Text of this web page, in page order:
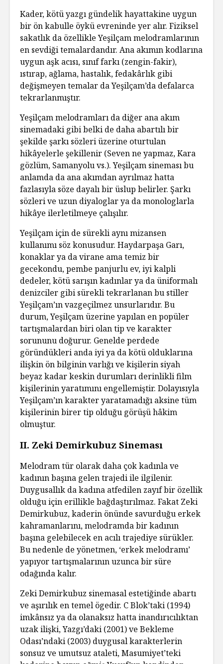
Kader, kötü yazgı gündelik hayattakine uygun
bir ön kabulle öykü evreninde yer alır. Fiziksel
sakatlık da özellikle Yeşilçam melodramlarının
en sevdiği temalardandır. Ana akımın kodlarına
uygun aşk acısı, sınıf farkı (zengin-fakir),
ıstırap, ağlama, hastalık, fedakârlık gibi
değişmeyen temalar da Yeşilçam’da defalarca
tekrarlanmıştır.
Yeşilçam melodramları da diğer ana akım
sinemadaki gibi belki de daha abartılı bir
şekilde şarkı sözleri üzerine oturtulan
hikâyelerle şekillenir (Seven ne yapmaz, Kara
gözlüm, Samanyolu vs.). Yeşilçam sineması bu
anlamda da ana akımdan ayrılmaz hatta
fazlasıyla söze dayalı bir üslup belirler. Şarkı
sözleri ve uzun diyaloglar ya da monologlarla
hikâye ilerletilmeye çalışılır.
Yeşilçam için de sürekli aynı mizansen
kullanımı söz konusudur. Haydarpaşa Garı,
konaklar ya da virane ama temiz bir
gecekondu, pembe panjurlu ev, iyi kalpli
dedeler, kötü sarışın kadınlar ya da üniformalı
denizciler gibi sürekli tekrarlanan bu stiller
Yeşilçam’ın vazgeçilmez unsurlarıdır. Bu
durum, Yeşilçam üzerine yapılan en popüler
tartışmalardan biri olan tip ve karakter
sorununu doğurur. Genelde perdede
göründükleri anda iyi ya da kötü olduklarına
ilişkin ön bilginin varlığı ve kişilerin siyah
beyaz kadar keskin durumları derinlikli film
kişilerinin yaratımını engellemiştir. Dolayısıyla
Yeşilçam’ın karakter yaratamadığı aksine tüm
kişilerinin birer tip olduğu görüşü hâkim
olmuştur.
II. Zeki Demirkubuz Sineması
Melodram tür olarak daha çok kadınla ve
kadının başına gelen trajedi ile ilgilenir.
Duygusallık da kadına atfedilen zayıf bir özellik
olduğu için erillikle bağdaştırılmaz. Fakat Zeki
Demirkubuz, kaderin önünde savurduğu erkek
kahramanlarını, melodramda bir kadının
başına gelebilecek en acılı trajediye sürükler.
Bu nedenle de yönetmen, ‘erkek melodramı’
yapıyor tartışmalarının uzunca bir süre
odağında kalır.
Zeki Demirkubuz sinemasal estetiğinde abartı
ve aşırılık en temel ögedir. C Blok’taki (1994)
imkânsız ya da olanaksız hatta inandırıcılıktan
uzak ilişki, Yazgı’daki (2001) ve Bekleme
Odası’ndaki (2003) duygusal karakterlerin
sonsuz ve umutsuz ataleti, Masumiyet’teki